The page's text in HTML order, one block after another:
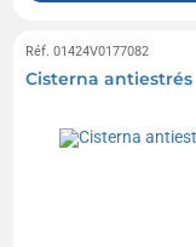
Réf. 01424V0177082
Cisterna antiestrés